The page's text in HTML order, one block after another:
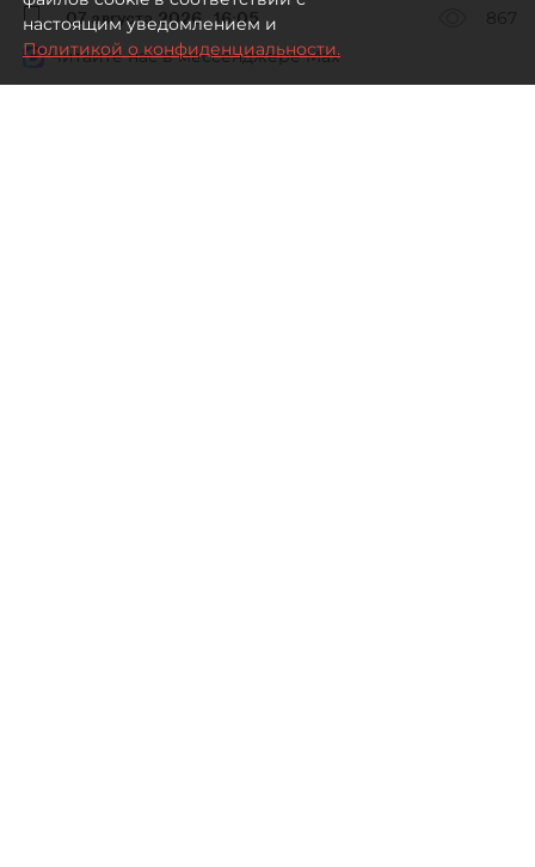
07 августа 2026 16:05
867
Читайте нас в мессенджере Max
настоящим уведомлением и
Политикой о конфиденциальности.